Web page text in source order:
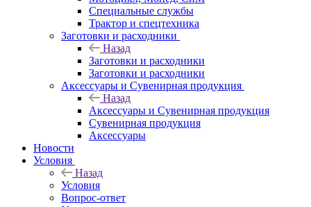
Специальные службы
Трактор и спецтехника
Заготовки и расходники
Назад
Заготовки и расходники
Заготовки и расходники
Аксессуары и Сувенирная продукция
Назад
Аксессуары и Сувенирная продукция
Сувенирная продукция
Аксессуары
Новости
Условия
Назад
Условия
Вопрос-ответ